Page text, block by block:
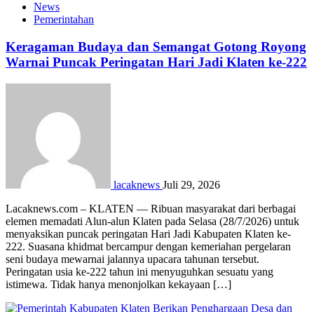
News
Pemerintahan
Keragaman Budaya dan Semangat Gotong Royong
Warnai Puncak Peringatan Hari Jadi Klaten ke-222
lacaknews Juli 29, 2026
Lacaknews.com – KLATEN — Ribuan masyarakat dari berbagai
elemen memadati Alun-alun Klaten pada Selasa (28/7/2026) untuk
menyaksikan puncak peringatan Hari Jadi Kabupaten Klaten ke-
222. Suasana khidmat bercampur dengan kemeriahan pergelaran
seni budaya mewarnai jalannya upacara tahunan tersebut.
Peringatan usia ke-222 tahun ini menyuguhkan sesuatu yang
istimewa. Tidak hanya menonjolkan kekayaan […]